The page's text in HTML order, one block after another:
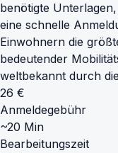
benötigte
eine schnelle
Einwohnern die
bedeutender
weltbekannt durch
26 €
Anmeldegebühr
~20 Min
Bearbeitungszeit